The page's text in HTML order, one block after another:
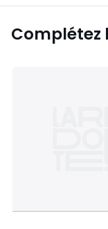
Complétez